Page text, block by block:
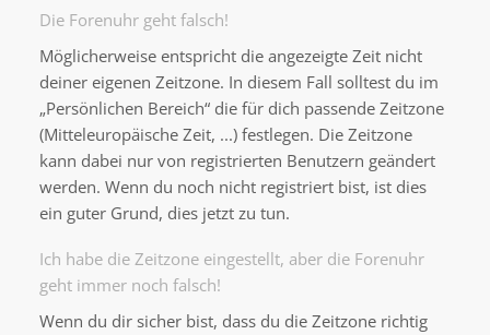
Die Forenuhr geht falsch!
Möglicherweise entspricht die angezeigte Zeit nicht
deiner eigenen Zeitzone. In diesem Fall solltest du im
„Persönlichen Bereich“ die für dich passende Zeitzone
(Mitteleuropäische Zeit, ...) festlegen. Die Zeitzone
kann dabei nur von registrierten Benutzern geändert
werden. Wenn du noch nicht registriert bist, ist dies
ein guter Grund, dies jetzt zu tun.
Ich habe die Zeitzone eingestellt, aber die Forenuhr
geht immer noch falsch!
Wenn du dir sicher bist, dass du die Zeitzone richtig